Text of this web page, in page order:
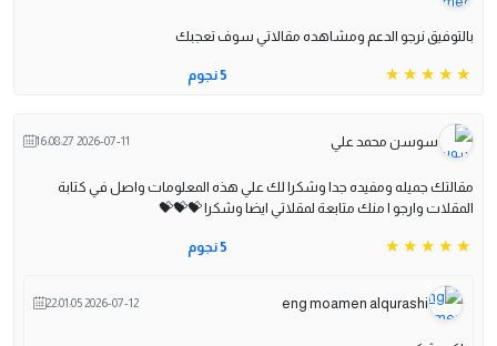
بالتوفيق نرجو الدعم ومشاهده مقالاتي سوف تعجبك
5 نجوم
سوسن محمد علي 2026-07-11 16:08:27
مقالتك جميله ومفيده جدا وشكرا لك علي هذه المعلومات واصل في كتابة
المقلات وارجو ا منك متابعة لمقلاتي ايضا وشكرا 💝💝💝
5 نجوم
eng moamen alqurashi
2026-07-12 22:01:05